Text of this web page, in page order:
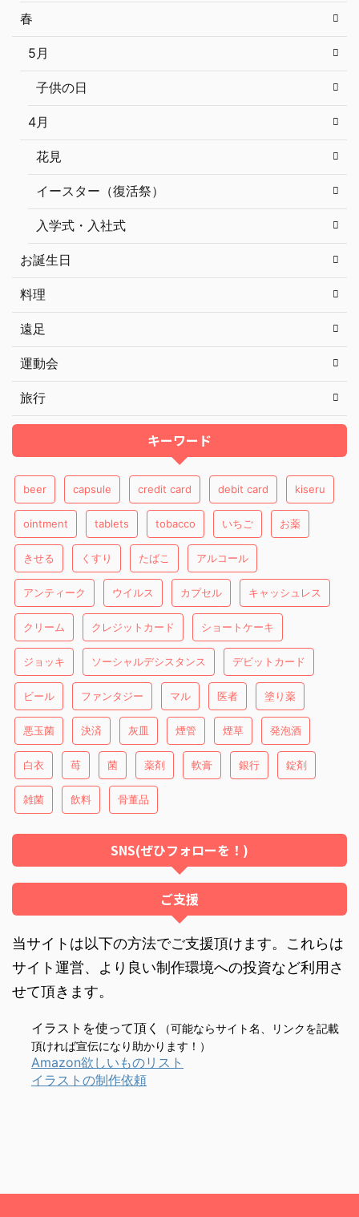
春
5月
子供の日
4月
花見
イースター（復活祭）
入学式・入社式
お誕生日
料理
遠足
運動会
旅行
キーワード
beer capsule credit card debit card kiseru
ointment tablets tobacco いちご お薬
きせる くすり たばこ アルコール
アンティーク ウイルス カプセル キャッシュレス
クリーム クレジットカード ショートケーキ
ジョッキ ソーシャルデシスタンス デビットカード
ビール ファンタジー マル 医者 塗り薬
悪玉菌 決済 灰皿 煙管 煙草 発泡酒
白衣 苺 菌 薬剤 軟膏 銀行 錠剤
雑菌 飲料 骨董品
SNS(ぜひフォローを！)
ご支援
当サイトは以下の方法でご支援頂けます。これらは
サイト運営、より良い制作環境への投資など利用さ
せて頂きます。
イラストを使って頂く
（可能ならサイト名、リンクを記載
頂ければ宣伝になり助かります！）
Amazon欲しいものリスト
イラストの制作依頼